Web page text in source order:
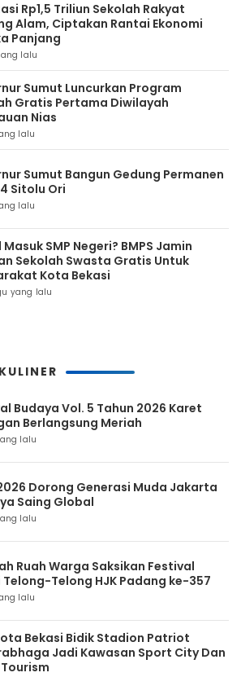
Rp1,5 Triliun Sekolah Rakyat
Alam, Ciptakan Rantai Ekonomi
Panjang
lalu
Sumut Luncurkan Program
Gratis Pertama Diwilayah
Nias
lalu
Sumut Bangun Gedung Permanen
4 Sitolu Ori
lalu
SMP Negeri? BMPS Jamin
Sekolah Swasta Gratis Untuk
Kota Bekasi
yang lalu
Budaya Vol. 5 Tahun 2026 Karet
Berlangsung Meriah
lalu
Dorong Generasi Muda Jakarta
Saing Global
lalu
Ruah Warga Saksikan Festival
Telong-Telong HJK Padang ke-357
lalu
Bekasi Bidik Stadion Patriot
Jadi Kawasan Sport City Dan